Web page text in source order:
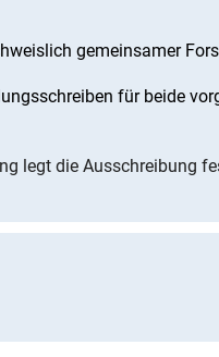
gemeinsamer
für beide
legt die Ausschreibung